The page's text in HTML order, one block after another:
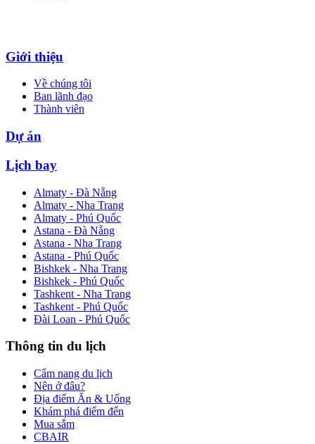
Giới thiệu
Về chúng tôi
Ban lãnh đạo
Thành viên
Dự án
Lịch bay
Almaty - Đà Nẵng
Almaty - Nha Trang
Almaty - Phú Quốc
Astana - Đà Nẵng
Astana - Nha Trang
Astana - Phú Quốc
Bishkek - Nha Trang
Bishkek - Phú Quốc
Tashkent - Nha Trang
Tashkent - Phú Quốc
Đài Loan - Phú Quốc
Thông tin du lịch
Cẩm nang du lịch
Nên ở đâu?
Địa điểm Ăn & Uống
Khám phá điểm đến
Mua sắm
CBAIR